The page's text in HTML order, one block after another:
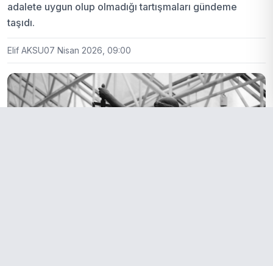
adalete uygun olup olmadığı tartışmaları gündeme
taşıdı.
Elif AKSU07 Nisan 2026, 09:00